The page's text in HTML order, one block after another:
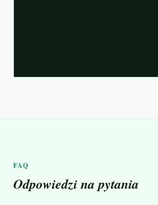
FAQ
Odpowiedzi na pytania